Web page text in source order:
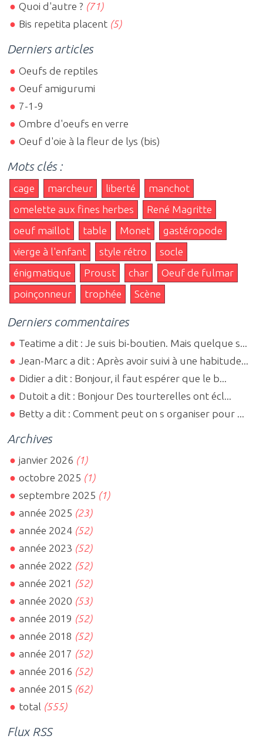
Quoi d'autre ? (71)
Bis repetita placent (5)
Derniers articles
Oeufs de reptiles
Oeuf amigurumi
7-1-9
Ombre d'oeufs en verre
Oeuf d'oie à la fleur de lys (bis)
Mots clés :
cage marcheur liberté
manchot
omelette aux fines herbes
René Magritte
oeuf maillot
table Monet
gastéropode
vierge à l'enfant
style rétro
socle
énigmatique
Proust char
Oeuf de fulmar
poinçonneur
trophée Scène
Derniers commentaires
Teatime a dit : Je suis bi-boutien. Mais quelque s...
Jean-Marc a dit : Après avoir suivi à une habitude...
Didier a dit : Bonjour, il faut espérer que le b...
Dutoit a dit : Bonjour Des tourterelles ont écl...
Betty a dit : Comment peut on s organiser pour ...
Archives
janvier 2026 (1)
octobre 2025 (1)
septembre 2025 (1)
année 2025 (23)
année 2024 (52)
année 2023 (52)
année 2022 (52)
année 2021 (52)
année 2020 (53)
année 2019 (52)
année 2018 (52)
année 2017 (52)
année 2016 (52)
année 2015 (62)
total (555)
Flux RSS